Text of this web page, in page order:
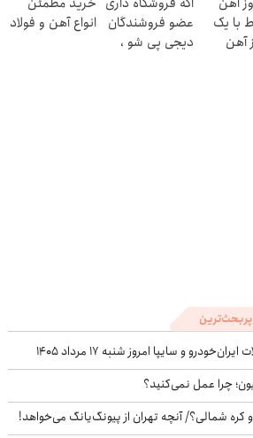
نام کن )
با یک
آهن
عضو فروشندگان
دیجی پی شو ،
انواع آهن و فولاد
پربحث‌ترین
و سایپا امروز شنبه ۱۷ مرداد ۱۴۰۵
چرا عمل نمی‌کنید؟
کره شمالی؟/ آنچه تهران از پیونگ‌یانگ می‌خواهد!